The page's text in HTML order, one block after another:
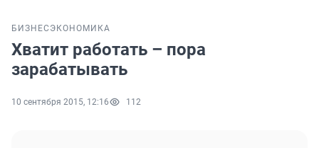
БИЗНЕС ЭКОНОМИКА
Хватит работать – пора
зарабатывать
10 сентября 2015, 12:16 112